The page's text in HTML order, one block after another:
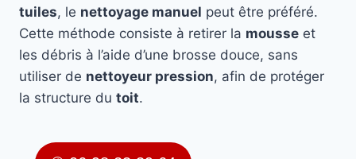
tuiles, le nettoyage manuel peut être préféré.
Cette méthode consiste à retirer la mousse et
les débris à l’aide d’une brosse douce, sans
utiliser de nettoyeur pression, afin de protéger
la structure du toit.